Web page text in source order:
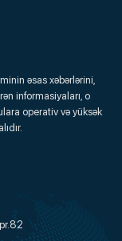
əsas xəbərlərini,
informasiyaları, o
operativ və yüksək